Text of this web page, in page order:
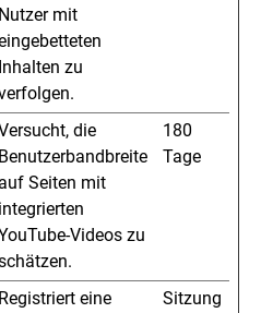
Nutzer mit
Inhalten zu
die
Benutzerbandbreite
auf Seiten mit
integrierten
Videos zu
180
Tage
Registriert eine
Sitzung